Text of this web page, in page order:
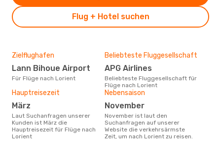
Flug + Hotel suchen
Zielflughafen
Lann Bihoue Airport
Für Flüge nach Lorient
Beliebteste Fluggesellschaft
APG Airlines
Beliebteste Fluggesellschaft für
Flüge nach Lorient
Hauptreisezeit
März
Laut Suchanfragen unserer
Kunden ist März die
Hauptreisezeit für Flüge nach
Lorient
Nebensaison
November
November ist laut den
Suchanfragen auf unserer
Website die verkehrsärmste
Zeit, um nach Lorient zu reisen.